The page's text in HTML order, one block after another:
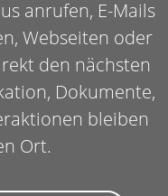
anrufen, E-Mails
Webseiten oder
den nächsten
Dokumente,
bleiben
Ort.